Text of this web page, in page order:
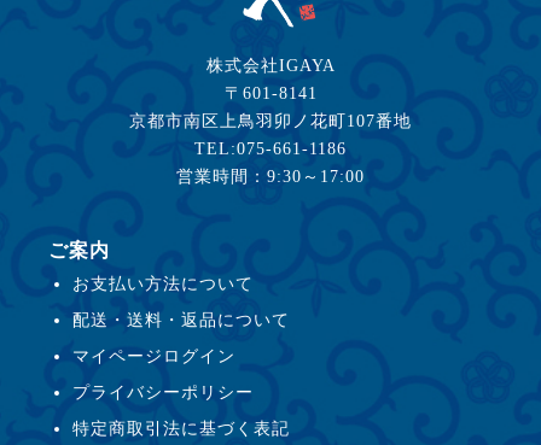
株式会社IGAYA
〒601-8141
京都市南区上鳥羽卯ノ花町107番地
TEL:075-661-1186
営業時間：9:30～17:00
ご案内
お支払い方法について
配送・送料・返品について
マイページログイン
プライバシーポリシー
特定商取引法に基づく表記